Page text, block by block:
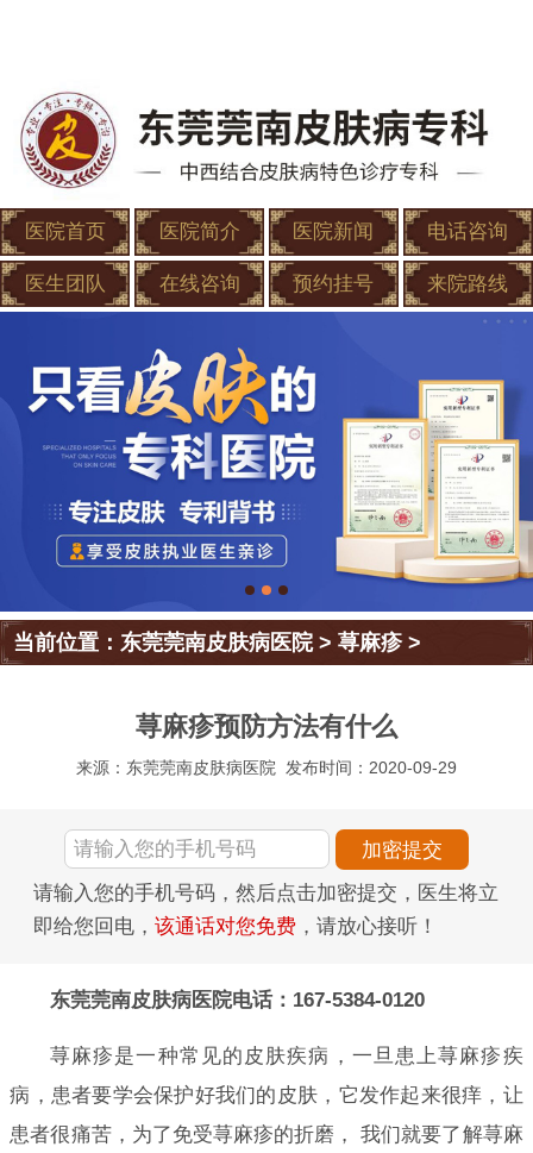
医院首页 医院简介 医院新闻 电话咨询
医生团队 在线咨询 预约挂号 来院路线
当前位置：东莞莞南皮肤病医院>荨麻疹>
荨麻疹预防方法有什么
来源：东莞莞南皮肤病医院 发布时间：2020-09-29
请输入您的手机号码，然后点击加密提交，医生将立
即给您回电， 该通话对您免费 ，请放心接听！
东莞莞南皮肤病医院电话：167-5384-0120
荨麻疹是一种常见的皮肤疾病，一旦患上荨麻疹疾
病，患者要学会保护好我们的皮肤，它发作起来很痒，让
患者很痛苦，为了免受荨麻疹的折磨， 我们就要了解荨麻